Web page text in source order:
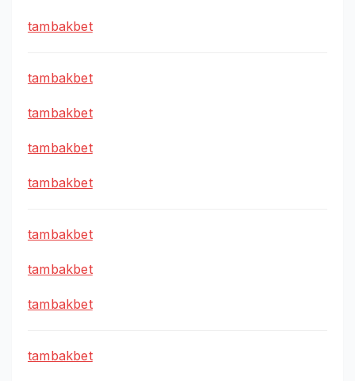
tambakbet
tambakbet
tambakbet
tambakbet
tambakbet
tambakbet
tambakbet
tambakbet
tambakbet